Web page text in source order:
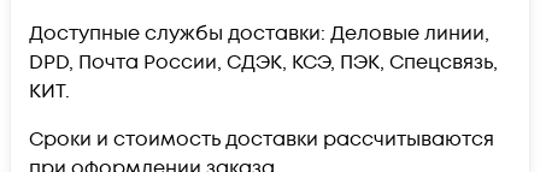
Доступные службы доставки: Деловые линии,
DPD, Почта России, СДЭК, КСЭ, ПЭК, Спецсвязь,
КИТ.
Сроки и стоимость доставки рассчитываются